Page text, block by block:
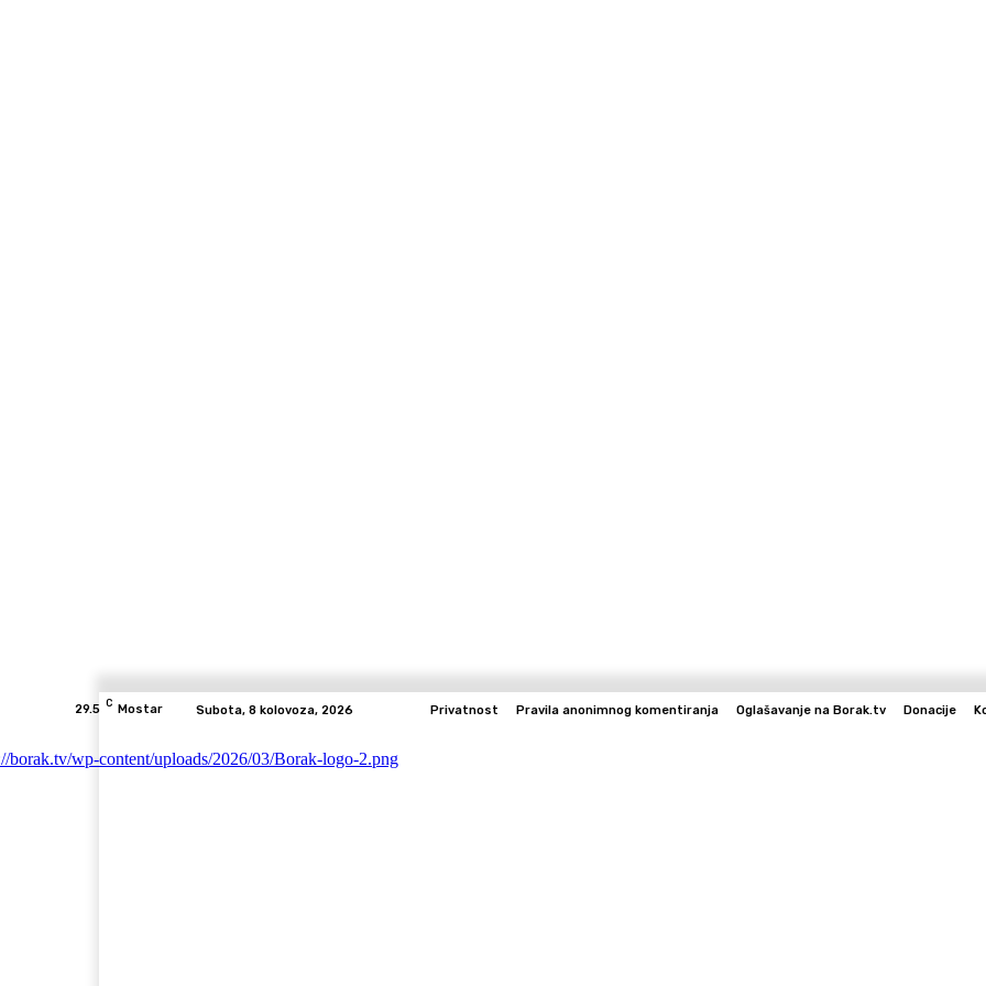
29.5 C Mostar Subota, 8 kolovoza, 2026 Privatnost Pravila anonimnog komentiranja Oglašavanje na Borak.tv Donacije